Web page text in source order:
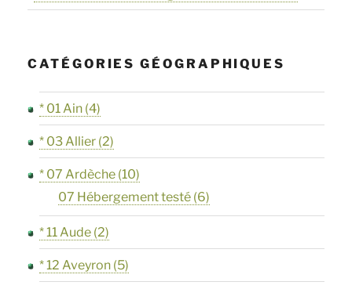
CATÉGORIES GÉOGRAPHIQUES
* 01 Ain (4)
* 03 Allier (2)
* 07 Ardèche (10)
07 Hébergement testé (6)
* 11 Aude (2)
* 12 Aveyron (5)